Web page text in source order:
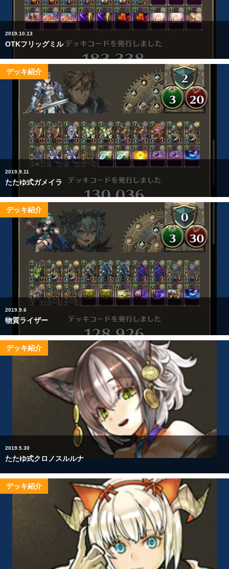
2019.10.13
OTKフリッグミル
デッキ紹介
2019.9.11
たたゆ式ガメイラ
デッキ紹介
2019.9.6
物質ライザー
デッキ紹介
2019.5.30
たたゆ式クロノスルルナ
デッキ紹介